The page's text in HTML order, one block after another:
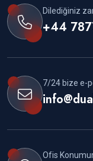
Dilediğiniz
+44
7/24 bize e-
Ofis